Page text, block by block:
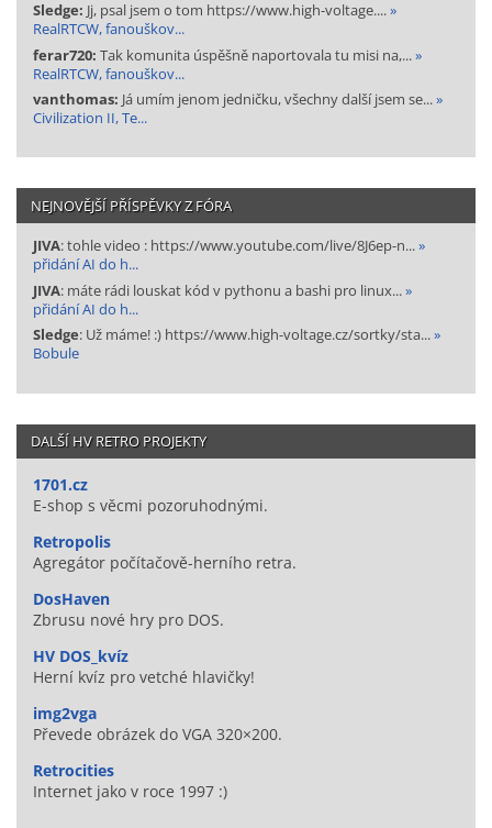
Sledge: Jj, psal jsem o tom https://www.high-voltage....»
RealRTCW, fanouškov...
ferar720: Tak komunita úspěšně naportovala tu misi na,...»
RealRTCW, fanouškov...
vanthomas: Já umím jenom jedničku, všechny další jsem se...»
Civilization II, Te...
NEJNOVĚJŠÍ PŘÍSPĚVKY Z FÓRA
JIVA: tohle video : https://www.youtube.com/live/8J6ep-n...»
přidání AI do h...
JIVA: máte rádi louskat kód v pythonu a bashi pro linux...»
přidání AI do h...
Sledge: Už máme! :) https://www.high-voltage.cz/sortky/sta...»
Bobule
DALŠÍ HV RETRO PROJEKTY
1701.cz
E-shop s věcmi pozoruhodnými.
Retropolis
Agregátor počítačově-herního retra.
DosHaven
Zbrusu nové hry pro DOS.
HV DOS_kvíz
Herní kvíz pro vetché hlavičky!
img2vga
Převede obrázek do VGA 320×200.
Retrocities
Internet jako v roce 1997 :)